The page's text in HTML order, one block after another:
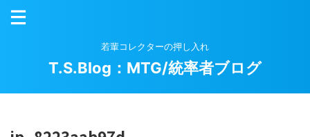
若輩コレクターの押し入れ
T.S.Blog：MTG/統率者ブログ